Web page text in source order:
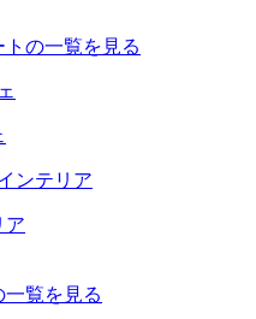
の一覧を見る
ア
覧を見る